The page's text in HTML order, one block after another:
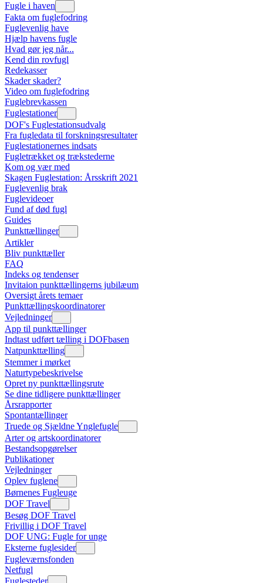
Fugle i haven
Fakta om fuglefodring
Fuglevenlig have
Hjælp havens fugle
Hvad gør jeg når...
Kend din rovfugl
Redekasser
Skader skader?
Video om fuglefodring
Fuglebrevkassen
Fuglestationer
DOF's Fuglestationsudvalg
Fra fugledata til forskningsresultater
Fuglestationernes indsats
Fugletrækket og trækstederne
Kom og vær med
Skagen Fuglestation: Årsskrift 2021
Fuglevenlig brak
Fuglevideoer
Fund af død fugl
Guides
Punkttællinger
Artikler
Bliv punkttæller
FAQ
Indeks og tendenser
Invitaion punkttællingerns jubilæum
Oversigt årets temaer
Punkttællingskoordinatorer
Vejledninger
App til punkttællinger
Indtast udført tælling i DOFbasen
Natpunkttælling
Stemmer i mørket
Naturtypebeskrivelse
Opret ny punkttællingsrute
Se dine tidligere punkttællinger
Årsrapporter
Spontantællinger
Truede og Sjældne Ynglefugle
Arter og artskoordinatorer
Bestandsopgørelser
Publikationer
Vejledninger
Oplev fuglene
Børnenes Fugleuge
DOF Travel
Besøg DOF Travel
Frivillig i DOF Travel
DOF UNG: Fugle for unge
Eksterne fuglesider
Fugleværnsfonden
Netfugl
Fuglesteder